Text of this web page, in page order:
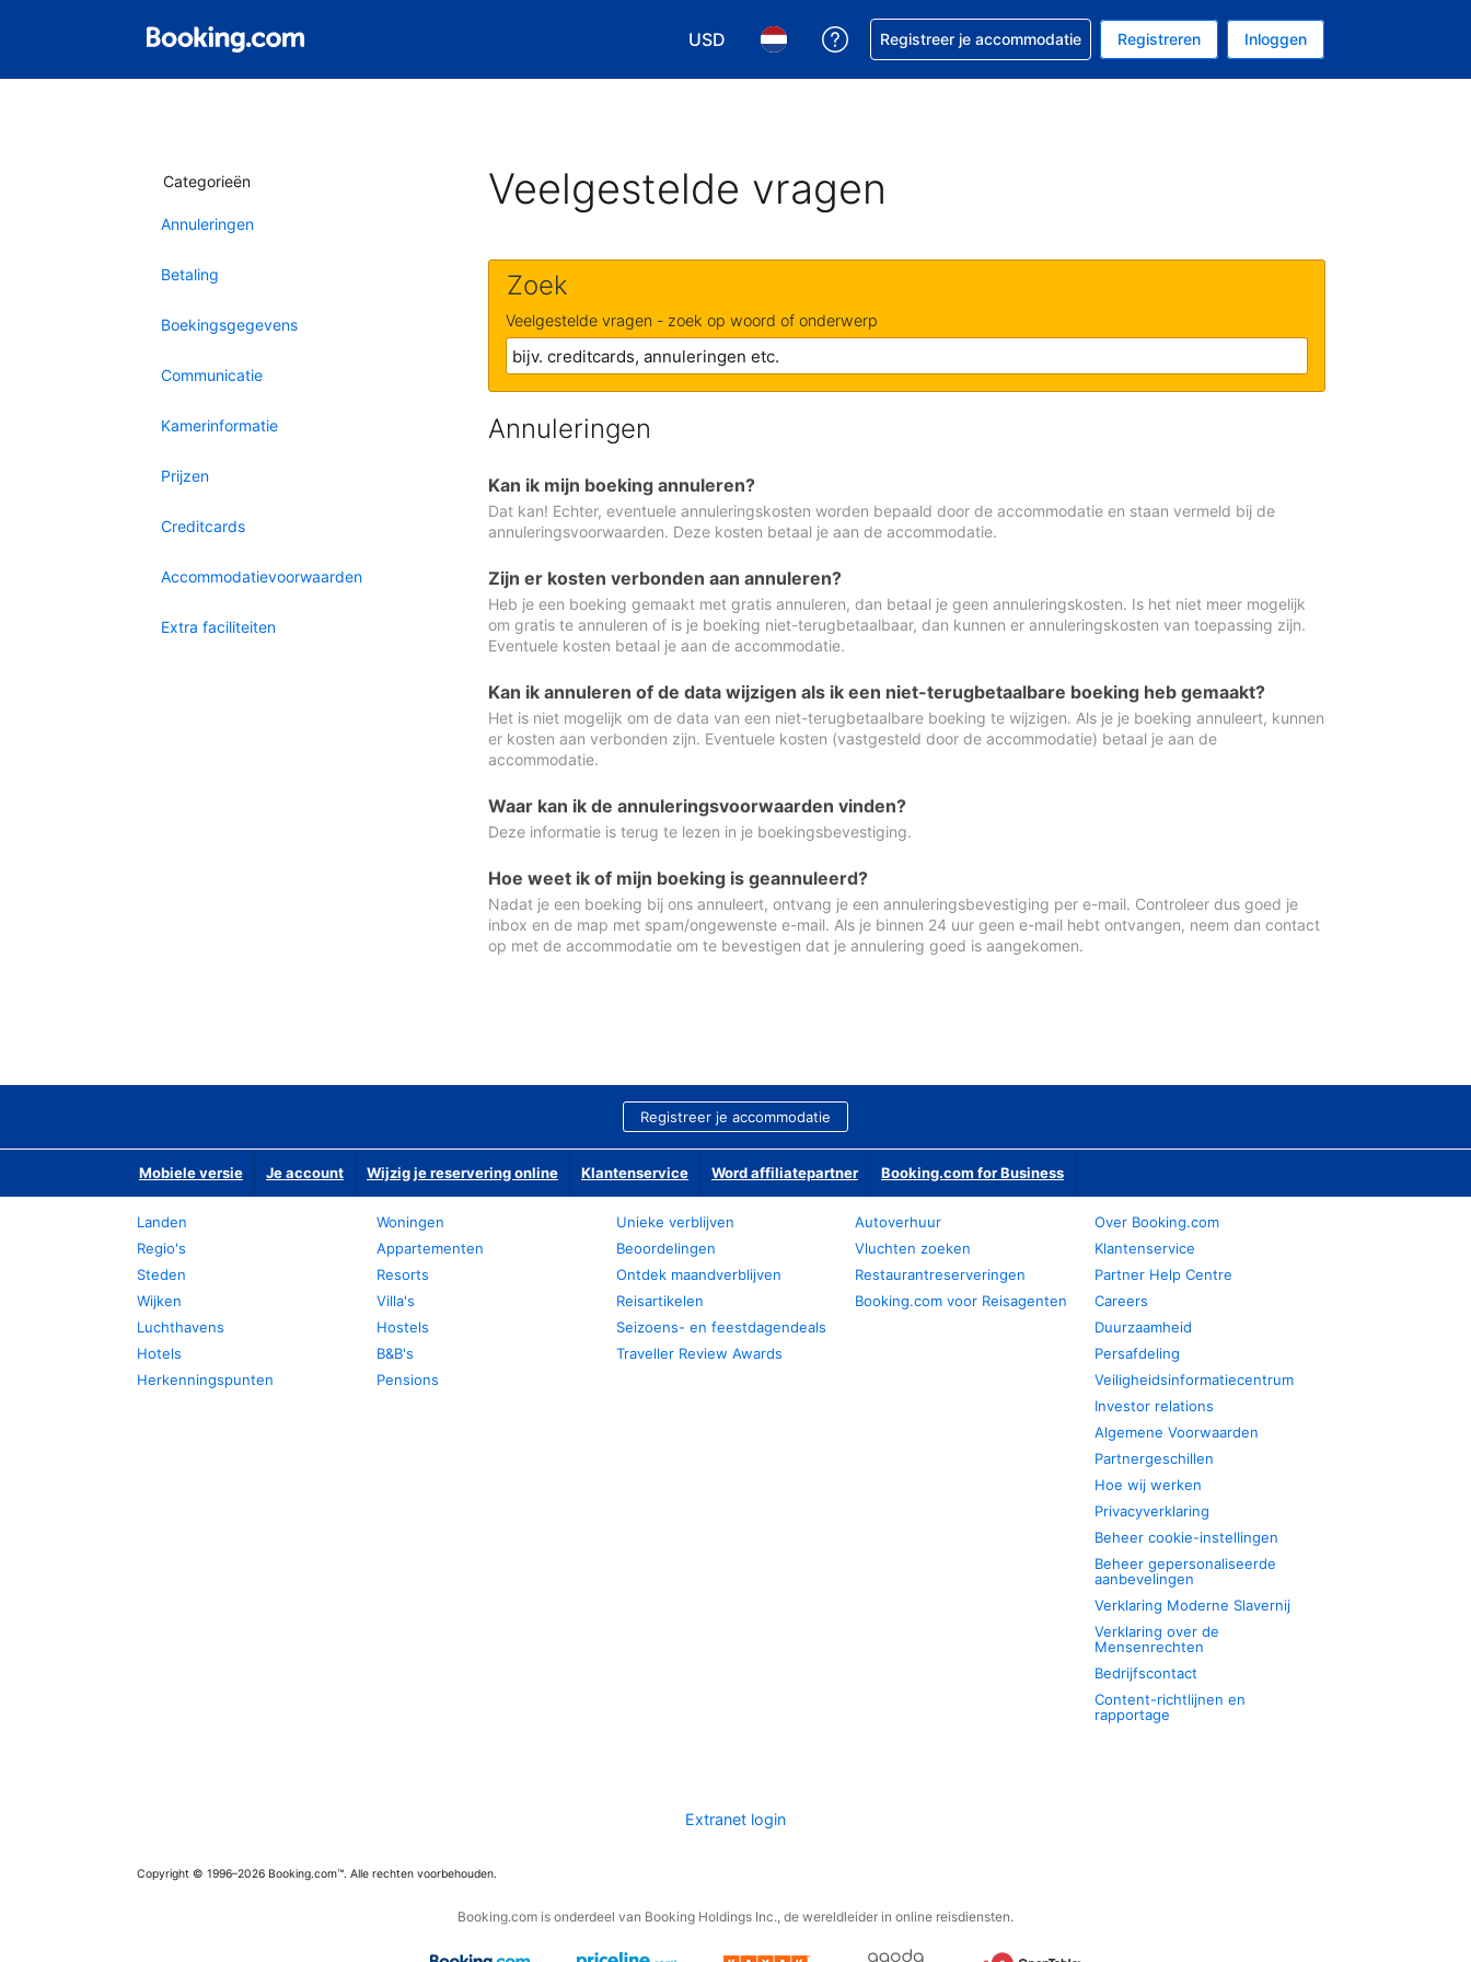
USD
Kies je valuta. Je huidige valuta is Amerikaanse dollar
Kies je taal. Je huidige taal is Nederlands
Krijg hulp bij je reservering
Registreer je accommodatie Registreren Inloggen
Categorieën
Annuleringen
Betaling
Boekingsgegevens
Communicatie
Kamerinformatie
Prijzen
Creditcards
Accommodatievoorwaarden
Extra faciliteiten
Veelgestelde vragen
Zoek
Veelgestelde vragen - zoek op woord of onderwerp
Annuleringen
Kan ik mijn boeking annuleren?
Dat kan! Echter, eventuele annuleringskosten worden bepaald door de accommodatie en staan vermeld bij de
annuleringsvoorwaarden. Deze kosten betaal je aan de accommodatie.
Zijn er kosten verbonden aan annuleren?
Heb je een boeking gemaakt met gratis annuleren, dan betaal je geen annuleringskosten. Is het niet meer mogelijk
om gratis te annuleren of is je boeking niet-terugbetaalbaar, dan kunnen er annuleringskosten van toepassing zijn.
Eventuele kosten betaal je aan de accommodatie.
Kan ik annuleren of de data wijzigen als ik een niet-terugbetaalbare boeking heb gemaakt?
Het is niet mogelijk om de data van een niet-terugbetaalbare boeking te wijzigen. Als je je boeking annuleert, kunnen
er kosten aan verbonden zijn. Eventuele kosten (vastgesteld door de accommodatie) betaal je aan de
accommodatie.
Waar kan ik de annuleringsvoorwaarden vinden?
Deze informatie is terug te lezen in je boekingsbevestiging.
Hoe weet ik of mijn boeking is geannuleerd?
Nadat je een boeking bij ons annuleert, ontvang je een annuleringsbevestiging per e-mail. Controleer dus goed je
inbox en de map met spam/ongewenste e-mail. Als je binnen 24 uur geen e-mail hebt ontvangen, neem dan contact
op met de accommodatie om te bevestigen dat je annulering goed is aangekomen.
Registreer je accommodatie
Mobiele versie Je account Wijzig je reservering online Klantenservice Word affiliatepartner Booking.com for Business
Landen
Regio's
Steden
Wijken
Luchthavens
Hotels
Herkenningspunten
Woningen
Appartementen
Resorts
Villa's
Hostels
B&B's
Pensions
Unieke verblijven
Beoordelingen
Ontdek maandverblijven
Reisartikelen
Seizoens- en feestdagendeals
Traveller Review Awards
Autoverhuur
Vluchten zoeken
Restaurantreserveringen
Booking.com voor Reisagenten
Over Booking.com
Klantenservice
Partner Help Centre
Careers
Duurzaamheid
Persafdeling
Veiligheidsinformatiecentrum
Investor relations
Algemene Voorwaarden
Partnergeschillen
Hoe wij werken
Privacyverklaring
Beheer cookie-instellingen
Beheer gepersonaliseerde
aanbevelingen
Verklaring Moderne Slavernij
Verklaring over de
Mensenrechten
Bedrijfscontact
Content-richtlijnen en
rapportage
Extranet login
Copyright © 1996–2026 Booking.com™. Alle rechten voorbehouden.
Booking.com is onderdeel van Booking Holdings Inc., de wereldleider in online reisdiensten.